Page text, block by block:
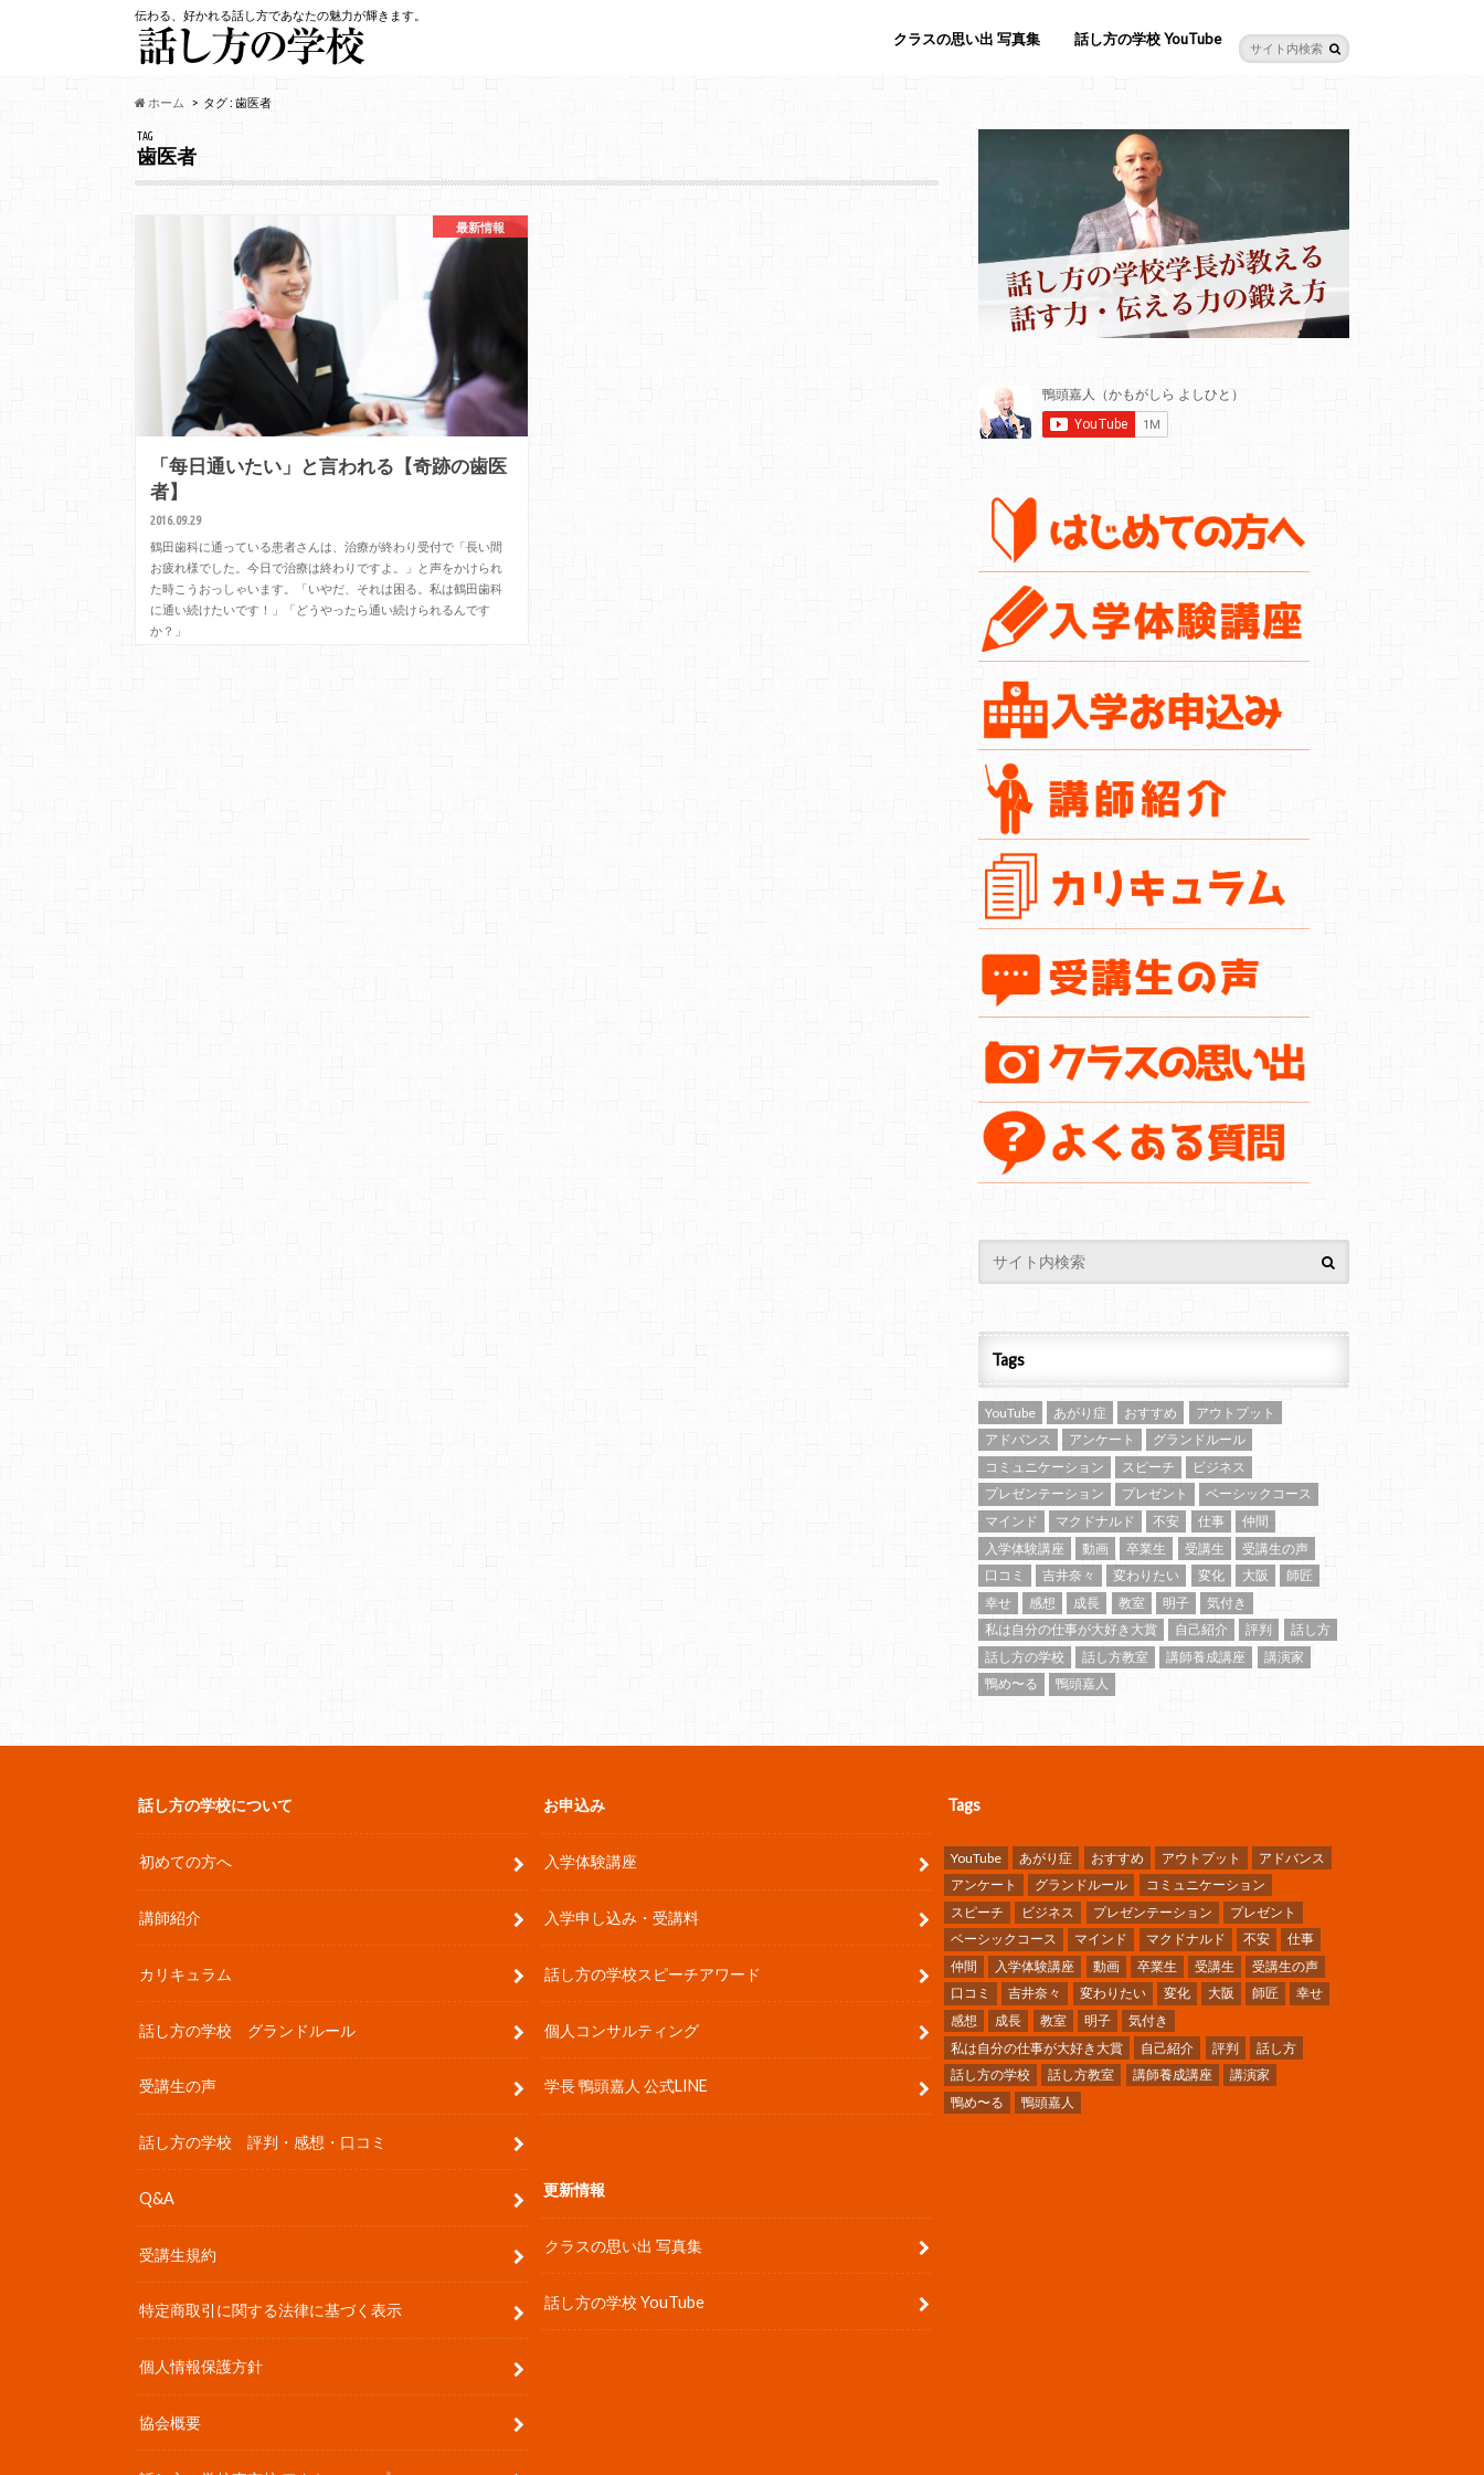
伝わる、好かれる話し方であなたの魅力が輝きます。
クラスの思い出 写真集 話し方の学校 YouTube
ホーム タグ : 歯医者
TAG
歯医者
最新情報
「每日通いたい」と言われる【奇跡の歯医
者】
2016.09.29
鶴田歯科に通っている患者さんは、治療が終わり受付で「長い間
お疲れ様でした。今日で治療は終わりですよ。」と声をかけられ
た時こうおっしゃいます。「いやだ、それは困る。私は鶴田歯科
に通い続けたいです！」「どうやったら通い続けられるんです
か？」
Tags
YouTube あがり症 おすすめ
アウトプット
アドバンス
アンケート
グランドルール
コミュニケーション
スピーチ
ビジネス
プレゼンテーション
プレゼント
ベーシックコース
マインド
マクドナルド 不安 仕事
仲間
入学体験講座
動画 卒業生 受講生
受講生の声
口コミ
吉井奈々 変わりたい 変化 大阪
師匠
幸せ
感想 成長 教室 明子
気付き
私は自分の仕事が大好き大賞
自己紹介 評判
話し方
話し方の学校
話し方教室 講師養成講座
講演家
鴨め〜る
鴨頭嘉人
話し方の学校について
初めての方へ
講師紹介
カリキュラム
話し方の学校 グランドルール
受講生の声
話し方の学校 評判・感想・口コミ
Q&A
受講生規約
特定商取引に関する法律に基づく表示
個人情報保護方針
協会概要
お申込み
入学体験講座
入学申し込み・受講料
話し方の学校スピーチアワード
個人コンサルティング
学長 鴨頭嘉人 公式LINE
更新情報
クラスの思い出 写真集
話し方の学校 YouTube
Tags
YouTube あがり症 おすすめ アウトプット
アドバンス
アンケート
グランドルール
コミュニケーション
スピーチ
ビジネス プレゼンテーション
プレゼント
ベーシックコース
マインド マクドナルド 不安
仕事
仲間
入学体験講座 動画 卒業生 受講生
受講生の声
口コミ
吉井奈々 変わりたい 変化 大阪 師匠
幸せ
感想
成長 教室 明子
気付き
私は自分の仕事が大好き大賞
自己紹介 評判
話し方
話し方の学校
話し方教室 講師養成講座
講演家
鴨め〜る
鴨頭嘉人